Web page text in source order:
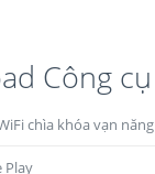
Công cụ
chìa khóa vạn năng
Play